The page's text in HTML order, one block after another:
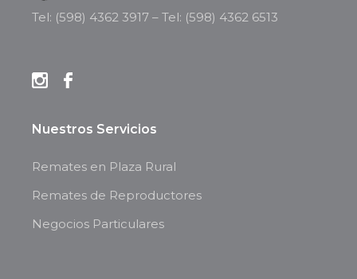
Tel: (598) 4362 3917 –Tel: (598) 4362 6513
Nuestros Servicios
Remates en Plaza Rural
Remates de Reproductores
Negocios Particulares